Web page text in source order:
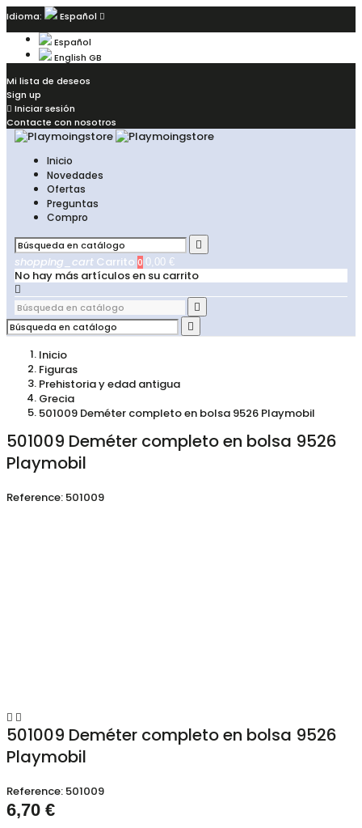
Idioma: Español 
Español
English GB
Mi lista de deseos
Sign up
 Iniciar sesión
Contacte con nosotros
Inicio
Novedades
Ofertas
Preguntas
Compro

shopping_cart Carrito 0 0,00 €
No hay más artículos en su carrito



Inicio
Figuras
Prehistoria y edad antigua
Grecia
501009 Deméter completo en bolsa 9526 Playmobil
501009 Deméter completo en bolsa 9526
Playmobil
Reference: 501009
 
501009 Deméter completo en bolsa 9526
Playmobil
Reference: 501009
6,70 €